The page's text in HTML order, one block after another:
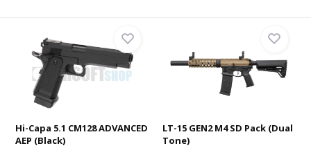
Hi-Capa 5.1 CM128 ADVANCED
AEP (Black)
LT-15 GEN2 M4 SD Pack (Dual
Tone)